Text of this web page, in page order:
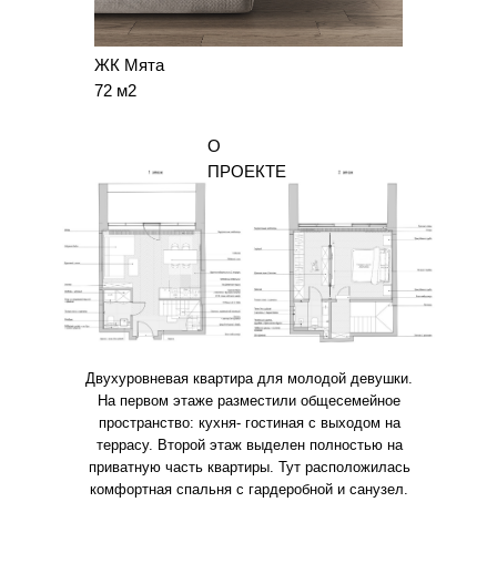
ЖК Мята
72 м2
Двухуровневая квартира для молодой девушки.
На первом этаже разместили общесемейное
пространство: кухня- гостиная с выходом на
террасу. Второй этаж выделен полностью на
приватную часть квартиры. Тут расположилась
комфортная спальня с гардеробной и санузел.
О
ПРОЕКТЕ